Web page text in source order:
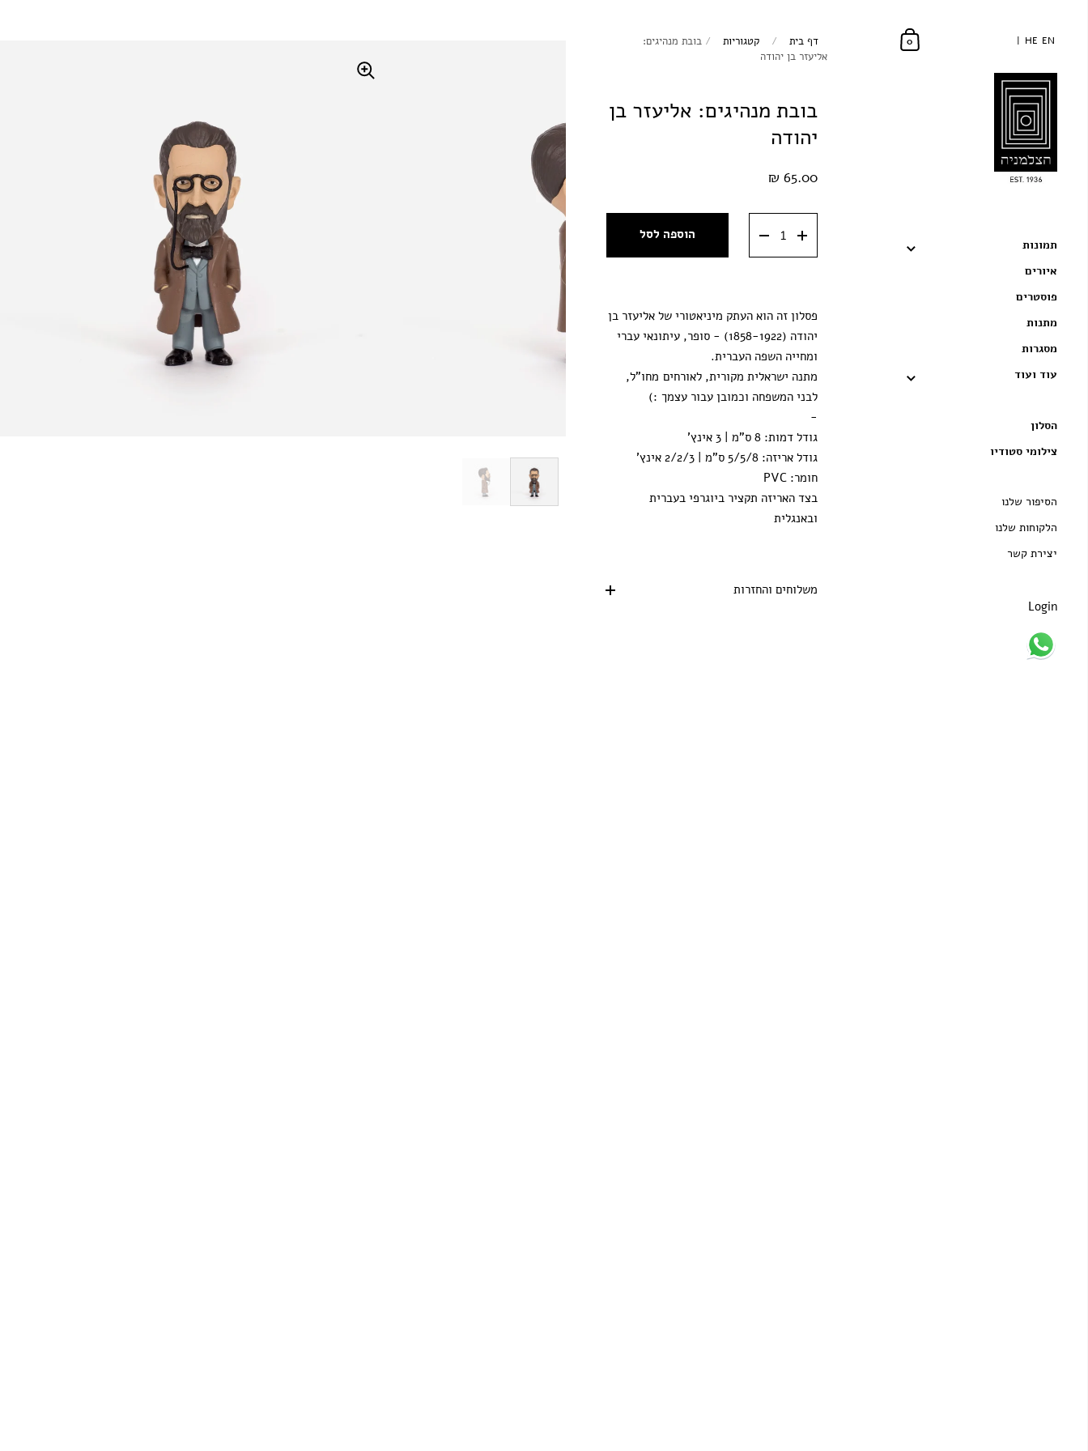
HE EN
HE EN
תמונות
איורים
פוסטרים
מתנות
מסגרות
עוד ועוד
הסלון
צילומי סטודיו
הסיפור שלנו
הלקוחות שלנו
יצירת קשר
Login
0 דף בית / קטגוריות / בובת מנהיגים:
אליעזר בן יהודה
בובת מנהיגים: אליעזר בן
יהודה
65.00 ₪
הוספה לסל
פסלון זה הוא העתק מיניאטורי של אליעזר בן
יהודה (1858-1922) - סופר, עיתונאי עברי
ומחייה השפה העברית.
מתנה ישראלית מקורית,לאורחים מחו"ל,
לבני המשפחה וכמובן עבור עצמך :)
-
גודל דמות: 8 ס"מ | 3 אינץ'
גודל אריזה: 5/5/8 ס"מ | 2/2/3 אינץ'
חומר: PVC
בצד האריזה תקציר ביוגרפי בעברית
ובאנגלית
משלוחים והחזרות